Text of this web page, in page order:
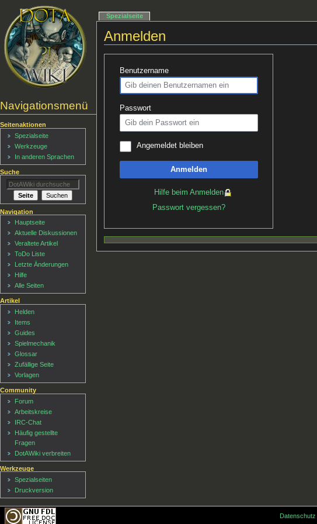
Anmelden
Benutzername
Passwort
Angemeldet bleiben
Anmelden
Hilfe beim Anmelden
Passwort vergessen?
Navigationsmenü
Spezialseite
Seitenaktionen
Spezialseite
Werkzeuge
In anderen Sprachen
Suche
Navigation
Hauptseite
Aktuelle Diskussionen
Veraltete Artikel
ToDo Liste
Letzte Änderungen
Hilfe
Alle Seiten
Artikel
Helden
Items
Guides
Spielmechanik
Glossar
Zufällige Seite
Vorlagen
Community
Forum
Arbeitskreise
IRC-Chat
Häufig gestellte
Fragen
DotAWiki verbreiten
Werkzeuge
Spezialseiten
Druckversion
Datenschutz